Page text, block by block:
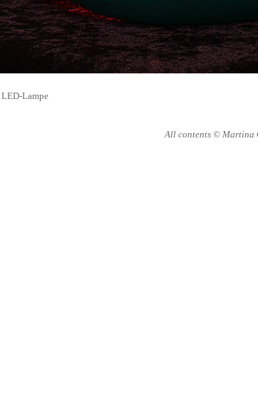
Lampe
All contents © Martina